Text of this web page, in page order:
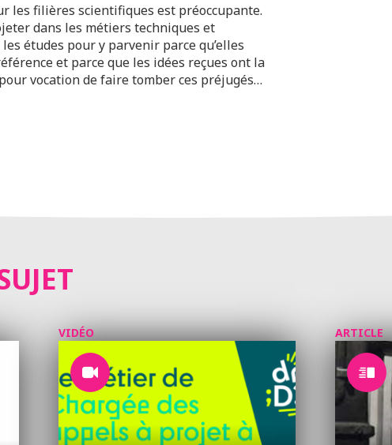
les filières scientifiques est préoccupante.
dans les métiers techniques et
études pour y parvenir parce qu’elles
et parce que les idées reçues ont la
vocation de faire tomber ces préjugés…
VIDÉO ARTICLE